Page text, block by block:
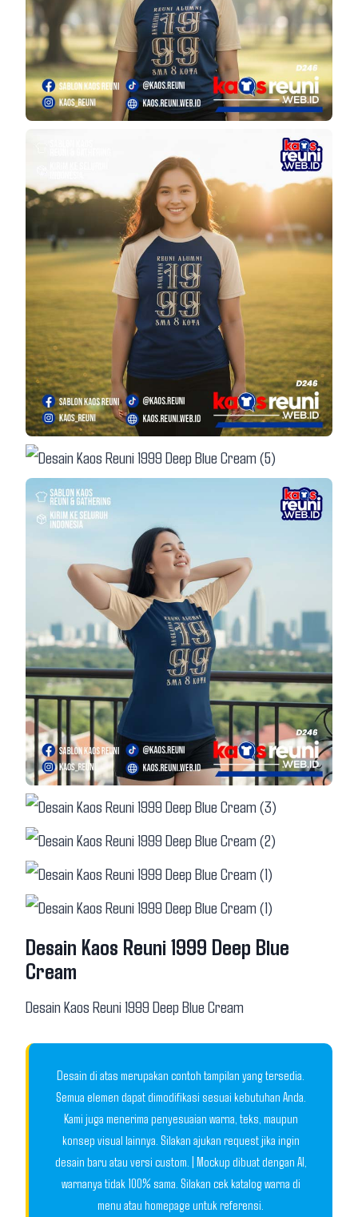
Desain Kaos Reuni 1999 Deep Blue
Cream
Desain Kaos Reuni 1999 Deep Blue Cream
Desain di atas merupakan contoh tampilan yang tersedia.
Semua elemen dapat dimodifikasi sesuai kebutuhan Anda.
Kami juga menerima penyesuaian warna, teks, maupun
konsep visual lainnya. Silakan ajukan request jika ingin
desain baru atau versi custom. | Mockup dibuat dengan AI,
warnanya tidak 100% sama. Silakan cek katalog warna di
menu atau homepage untuk referensi.